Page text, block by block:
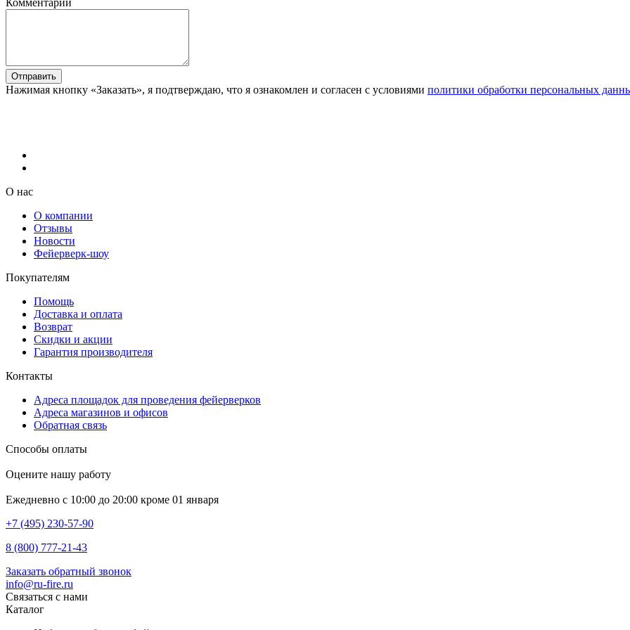
Отправить
Нажимая кнопку «Заказать», я подтверждаю, что я ознакомлен и согласен с условиями политики обработки персональных
О нас
О компании
Отзывы
Новости
Фейерверк-шоу
Покупателям
Помощь
Доставка и оплата
Возврат
Скидки и акции
Гарантия производителя
Контакты
Адреса площадок для проведения фейерверков
Адреса магазинов и офисов
Обратная связь
Способы оплаты
Оцените нашу работу
Ежедневно с 10:00 до 20:00 кроме 01 января
+7 (495) 230-57-90
8 (800) 777-21-43
Заказать обратный звонок
info@ru-fire.ru
Связаться с нами
Каталог